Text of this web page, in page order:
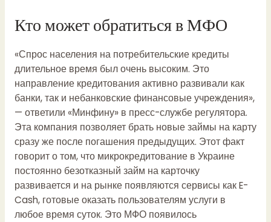
Кто может обратиться в МФО
«Спрос населения на потребительские кредиты
длительное время был очень высоким. Это
направление кредитования активно развивали как
банки, так и небанковские финансовые учреждения»,
— ответили «Минфину» в пресс-службе регулятора.
Эта компания позволяет брать новые займы на карту
сразу же после погашения предыдущих. Этот факт
говорит о том, что микрокредитование в Украине
постоянно безотказный займ на карточку
развивается и на рынке появляются сервисы как E-
Cash, готовые оказать пользователям услуги в
любое время суток. Это МФО появилось